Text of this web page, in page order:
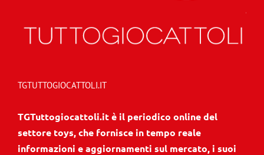
TGTUTTOGIOCATTOLI.IT
TGTuttogiocattoli.it è il periodico online del
settore toys, che fornisce in tempo reale
informazioni e aggiornamenti sul mercato, i suoi